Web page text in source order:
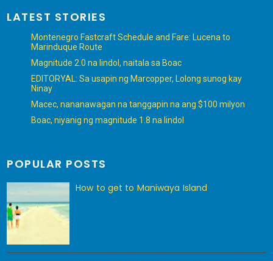
LATEST STORIES
Montenegro Fastcraft Schedule and Fare: Lucena to
Marinduque Route
Magnitude 2.0 na lindol, naitala sa Boac
EDITORYAL: Sa usapin ng Marcopper, Lolong sunog kay
Ninay
Macec, nananawagan na tanggapin na ang $100 milyon
Boac, niyanig ng magnitude 1.8 na lindol
POPULAR POSTS
How to get to Maniwaya Island